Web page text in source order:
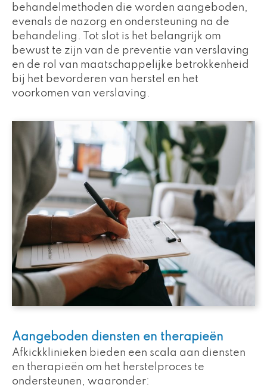
behandelmethoden die worden aangeboden,
evenals de nazorg en ondersteuning na de
behandeling. Tot slot is het belangrijk om
bewust te zijn van de preventie van verslaving
en de rol van maatschappelijke betrokkenheid
bij het bevorderen van herstel en het
voorkomen van verslaving.
Aangeboden diensten en therapieën
Afkickklinieken bieden een scala aan diensten
en therapieën om het herstelproces te
ondersteunen, waaronder: